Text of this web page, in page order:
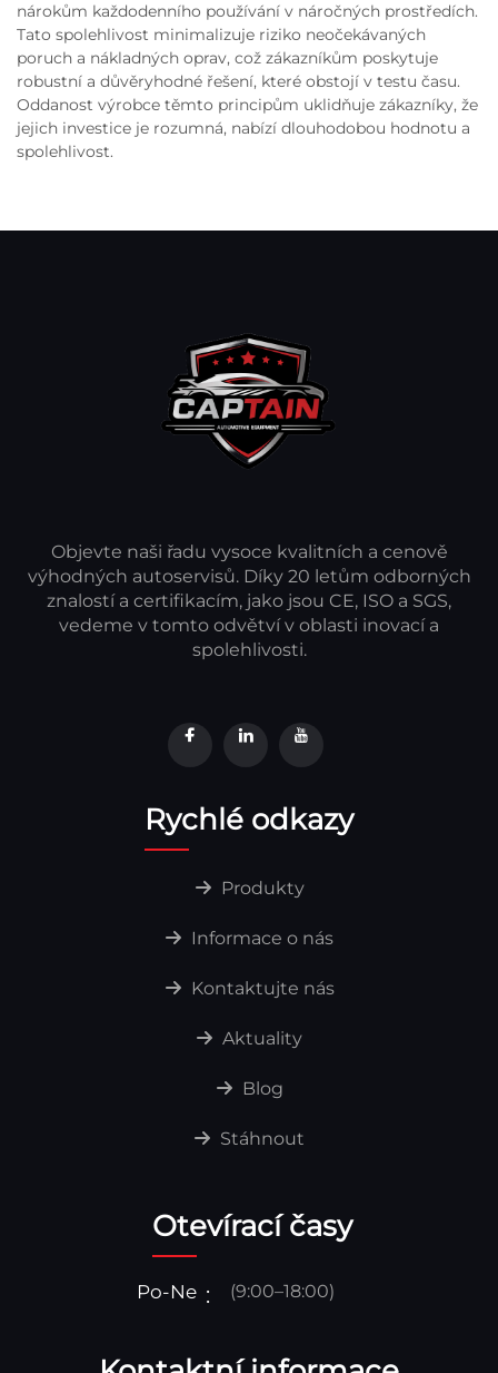
nárokům každodenního používání v náročných prostředích.
Tato spolehlivost minimalizuje riziko neočekávaných
poruch a nákladných oprav, což zákazníkům poskytuje
robustní a důvěryhodné řešení, které obstojí v testu času.
Oddanost výrobce těmto principům uklidňuje zákazníky, že
jejich investice je rozumná, nabízí dlouhodobou hodnotu a
spolehlivost.
Objevte naši řadu vysoce kvalitních a cenově
výhodných autoservisů. Díky 20 letům odborných
znalostí a certifikacím, jako jsou CE, ISO a SGS,
vedeme v tomto odvětví v oblasti inovací a
spolehlivosti.
Rychlé odkazy
Produkty
Informace o nás
Kontaktujte nás
Aktuality
Blog
Stáhnout
Otevírací časy
Po-Ne (9:00–18:00)